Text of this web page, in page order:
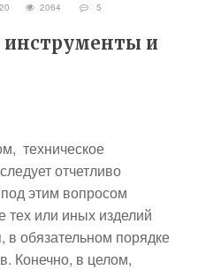
2064 5
инструменты и
техническое
отчетливо
этим вопросом
тех или иных изделий
в обязательном порядке
Конечно, в целом,